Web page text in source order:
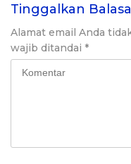
Tinggalkan
Alamat email Anda
wajib ditandai *